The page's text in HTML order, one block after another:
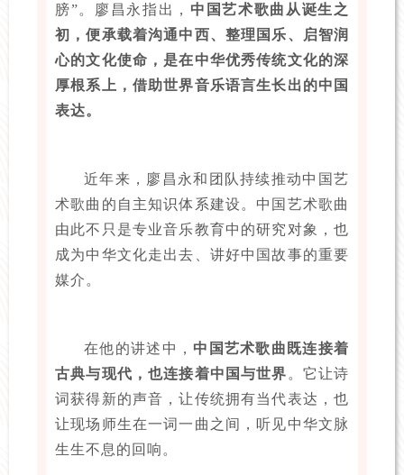
膀”。廖昌永指出， 中国艺术歌曲从诞生之
初，便承载着沟通中西、整理国乐、启智润
心的文化使命，是在中华优秀传统文化的深
厚根系上，借助世界音乐语言生长出的中国
表达。
近年来，廖昌永和团队持续推动中国艺
术歌曲的自主知识体系建设。中国艺术歌曲
由此不只是专业音乐教育中的研究对象，也
成为中华文化走出去、讲好中国故事的重要
媒介。
在他的讲述中， 中国艺术歌曲既连接着
古典与现代，也连接着中国与世界 。它让诗
词获得新的声音，让传统拥有当代表达，也
让现场师生在一词一曲之间，听见中华文脉
生生不息的回响。